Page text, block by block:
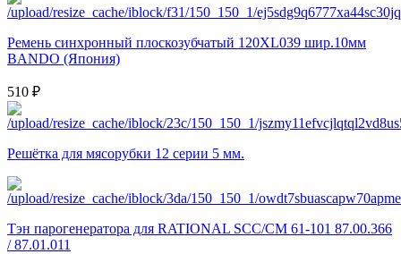
Ремень синхронный плоскозубчатый 120XL039 шир.10мм
BANDO (Япония)
510 ₽
Решётка для мясорубки 12 серии 5 мм.
Тэн парогенератора для RATIONAL SCC/CM 61-101 87.00.366
/ 87.01.011